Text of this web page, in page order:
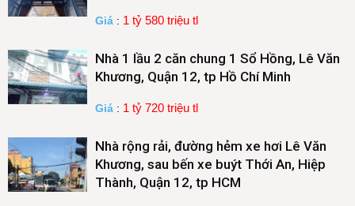
Giá : 1 tỷ 580 triệu tl
Nhà 1 lầu 2 căn chung 1 Sổ Hồng, Lê Văn
Khương, Quận 12, tp Hồ Chí Minh
Giá : 1 tỷ 720 triệu tl
Nhà rộng rải, đường hẻm xe hơi Lê Văn
Khương, sau bến xe buýt Thới An, Hiệp
Thành, Quận 12, tp HCM